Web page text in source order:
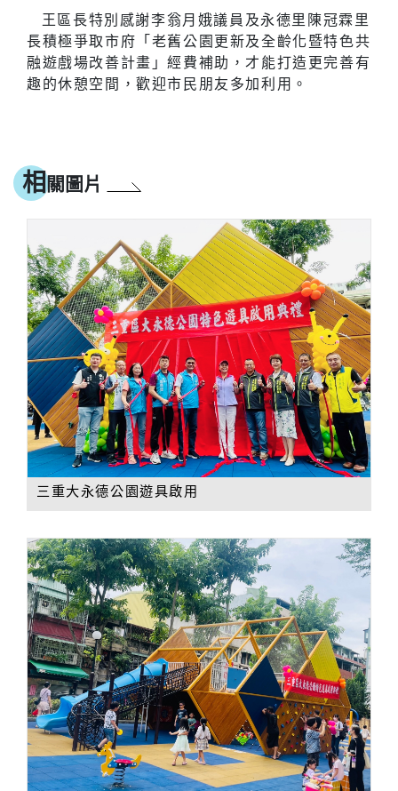
王區長特別感謝李翁月娥議員及永德里陳冠霖里
長積極爭取市府「老舊公園更新及全齡化暨特色共
融遊戲場改善計畫」經費補助，才能打造更完善有
趣的休憩空間，歡迎市民朋友多加利用。
相 關圖片
三重大永德公園遊具啟用